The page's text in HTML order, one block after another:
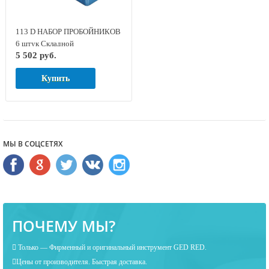
113 D НАБОР ПРОБОЙНИКОВ
6 штук Складной
металлический футляр GED
RED 8754060
5 502 руб.
Купить
МЫ В СОЦСЕТЯХ
ПОЧЕМУ МЫ?
Только — Фирменный и оригинальный инструмент GED RED.
Цены от производителя. Быстрая доставка.